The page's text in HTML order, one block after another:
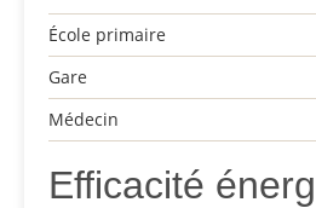
École primaire
Gare
Médecin
Efficacité